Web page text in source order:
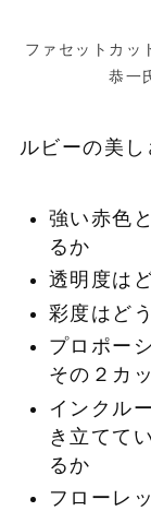
ファセットカ
恭一
ルビーの美
強い赤色
るか
透明度は
彩度はど
プロポー
その２カ
インクル
き立てて
るか
フローレ